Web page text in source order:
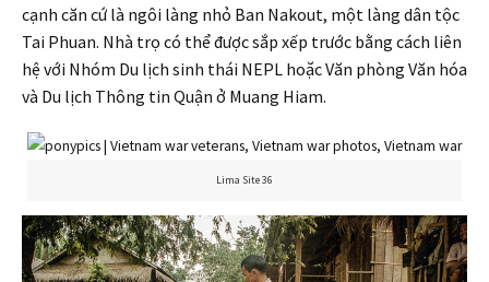
cạnh căn cứ là ngôi làng nhỏ Ban Nakout, một làng dân tộc
Tai Phuan. Nhà trọ có thể được sắp xếp trước bằng cách liên
hệ với Nhóm Du lịch sinh thái NEPL hoặc Văn phòng Văn hóa
và Du lịch Thông tin Quận ở Muang Hiam.
Lima Site 36